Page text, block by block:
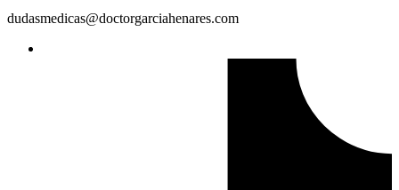
dudasmedicas@doctorgarciahenares.com